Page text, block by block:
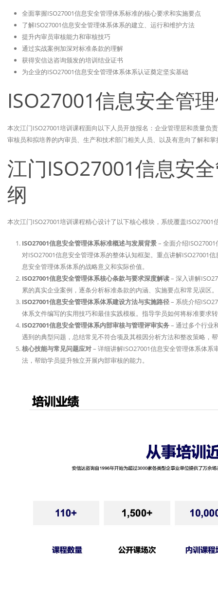
全面掌握ISO27001信息安全管理体系标准的核心要求和实施要点
了解ISO27001信息安全管理体系体系的建立、运行和维护方法
提升内审员审核能力和审核技巧
通过实战案例加深对标准条款的理解
获得安信达咨询颁发的培训结业证书
为企业的ISO27001信息安全管理体系体系认证奠定坚实基础
ISO27001信息安全管
本次江门ISO27001培训课程面向以下人员开放报名：企业管理层和质量负
审核员和拟培养的内审员、生产和技术部门相关人员、以及有意向了解和
江门ISO27001信息安
纲
本次江门ISO27001培训课程精心设计了以下核心模块，系统覆盖
ISO27001信息安全管理体系标准概述与发展背景– 全面介绍
对ISO27001信息安全管理体系的整体认知框架。重点讲解ISO27001
息安全管理体系体系的战略意义和实际价值。
ISO27001信息安全管理体系核心条款与要求深度解读– 深入讲解
累的真实企业案例，逐条分析标准条款的内涵、实施要点和常见误区
ISO27001信息安全管理体系体系建设方法与实施路径– 系统介绍
体系文件编写的实用技巧和最佳实践模板。指导学员如何将标准要求
ISO27001信息安全管理体系内部审核与管理评审实务– 通过多个行业
遇到的典型问题，总结常见不符合项及其根因分析方法和整改策略，
核心技能与常见问题应对– 详细讲解ISO27001信息安全管理体系体
法，帮助学员提升独立开展内部审核的能力。